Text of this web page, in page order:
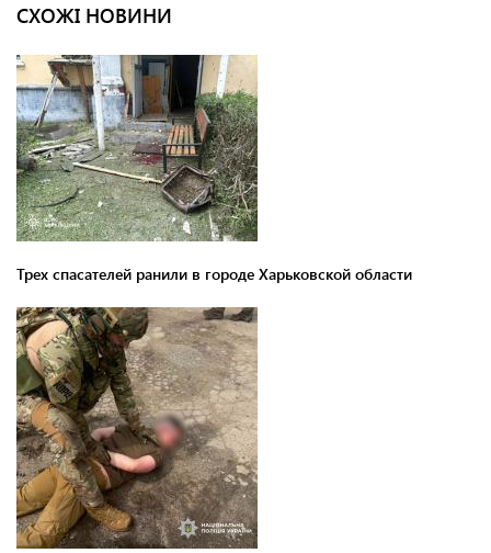
СХОЖІ НОВИНИ
Трех спасателей ранили в городе Харьковской области